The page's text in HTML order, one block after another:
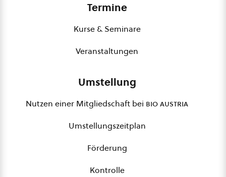
Termine
Kurse & Seminare
Veranstaltungen
Umstellung
Nutzen einer Mitgliedschaft bei bio austria
Umstellungszeitplan
Förderung
Kontrolle